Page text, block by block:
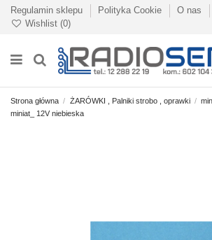
Regulamin sklepu Polityka Cookie O nas
Wishlist (0)
Strona główna ŻARÓWKI , Palniki strobo , oprawki
miniat_ 12V niebieska